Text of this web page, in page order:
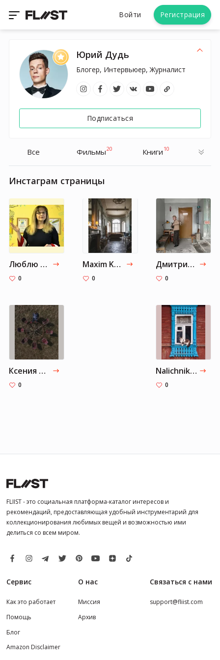
Войти Регистрация
Юрий Дудь
Блогер, Интервьюер, Журналист
Подписаться
Все Фильмы20 Книги 10
Инстаграм страницы
Люблю РУССКИЙ ЯЗЫК
0
Maxim Kosmin (@maax_sf)
0
Дмитрий Марков | Dmitry Markov (@dcim.ru)
0
Ксения Савина (@samasyava)
0
Nalichniki (@nalichniki)
0
FLIIST - это социальная платформа-каталог интересов и
рекомендаций, предоставляющая удобный инструментарий для
коллекционирования любимых вещей и возможностью ими
делиться со всем миром.
Сервис
Как это работает
Помощь
Блог
Amazon Disclaimer
О нас
Миссия
Архив
Связаться с нами
support@fliist.com